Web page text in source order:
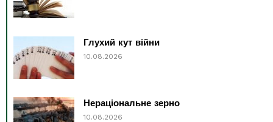
Глухий кут війни
10.08.2026
Нераціональне зерно
10.08.2026